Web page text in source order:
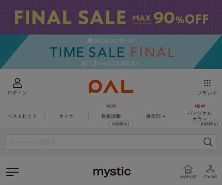
ログイン ブランド
ベストヒット オトナ 骨格診断 身長別
パーソナル
カラー